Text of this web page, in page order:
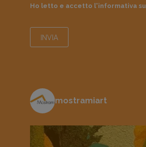
Ho letto e accetto l'informativa
mostramiart